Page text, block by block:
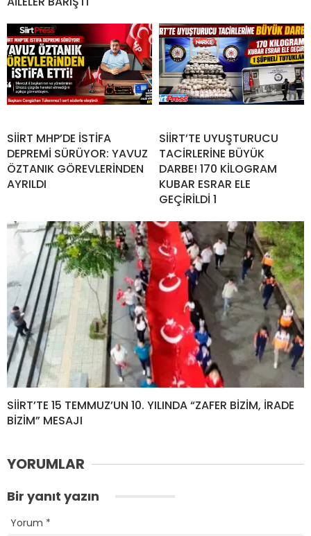
SİİRT MHP’DE İSTİFA
DEPREMİ SÜRÜYOR: YAVUZ
ÖZTANIK GÖREVLERİNDEN
AYRILDI
SİİRT’TE UYUŞTURUCU
TACİRLERİNE BÜYÜK
DARBE! 170 KİLOGRAM
KUBAR ESRAR ELE
GEÇİRİLDİ 1
SİİRT’TE 15 TEMMUZ’UN 10. YILINDA “ZAFER BİZİM, İRADE
BİZİM” MESAJI
YORUMLAR
Bir yanıt yazın
Yorum *